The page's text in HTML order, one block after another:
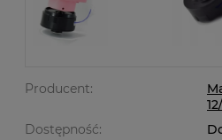
Producent:
Dostępność: